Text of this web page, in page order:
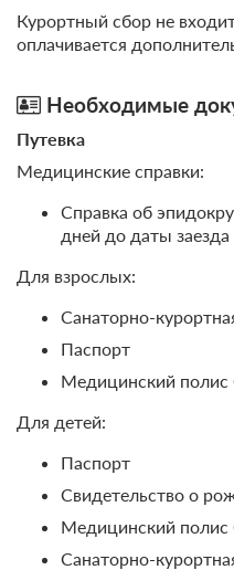
Курортный сбор не
оплачивается
Необходимые
Путевка
Медицинские справки:
Справка об
дней до даты заезда
Для взрослых:
Санаторно-
Паспорт
Медицинский
Для детей:
Паспорт
Свидетельство о
Медицинский
Санаторно-